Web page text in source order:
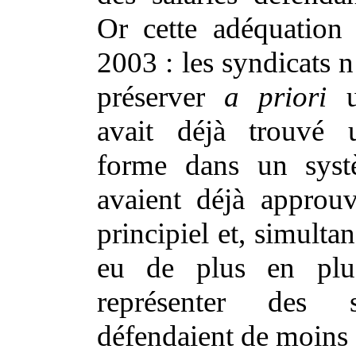
Or cette
2003 : les syndicats
préserver a priori
avait déjà trouvé
forme dans un
avaient déjà
principiel et,
eu de plus en
représenter des
défendaient de